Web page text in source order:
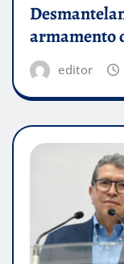
armamento
editor